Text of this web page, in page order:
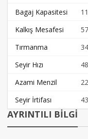
Bagaj Kapasitesi
Kalkış Mesafesi
Tırmanma
Seyir Hızı
Azami Menzil
Seyir İrtifası
AYRINTILI BİLGİ